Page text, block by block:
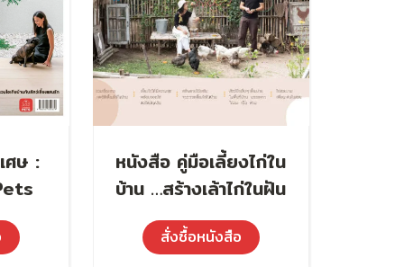
ศษ :
หนังสือ คู่มือเลี้ยงไก่ใน
บ้าน …สร้างเล้าไก่ในฝัน
สั่งซื้อหนังสือ